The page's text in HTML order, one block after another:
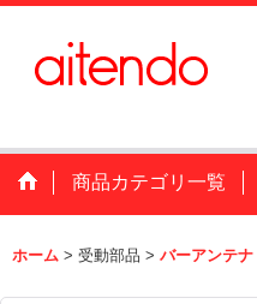
商品カテゴリ一覧
ホーム > 受動部品 > バーアンテナ